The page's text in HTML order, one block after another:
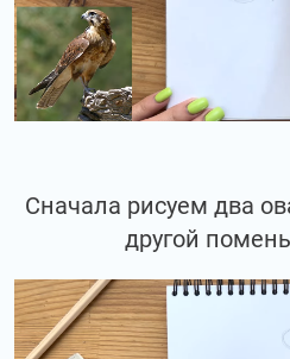
Сначала рисуем два
другой